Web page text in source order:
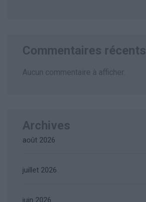
Commentaires récents
Aucun commentaire à afficher.
Archives
août 2026
juillet 2026
juin 2026